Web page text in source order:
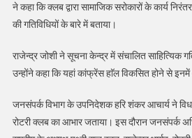
ने कहा कि क्लब द्वारा सामाजिक सरोकारों के कार्य
की गतिविधियों के बारे में बताया।
राजेन्द्र जोशी ने सूचना केन्द्र में संचालित साहित्यिक
उन्होंने कहा कि यहां कांफ्रेंस हाॅल विकसित होने से
जनसंपर्क विभाग के उपनिदेशक हरि शंकर आचार्य ने
रोटरी क्लब का आभार जताया। इस दौरान जनसंपर्क